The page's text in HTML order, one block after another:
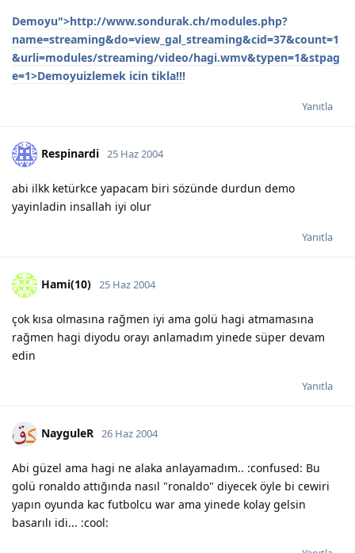
Demoyu">http://www.sondurak.ch/modules.php?
name=streaming&do=view_gal_streaming&cid=37&count=1
&urli=modules/streaming/video/hagi.wmv&typen=1&stpag
e=1>Demoyuizlemek icin tikla!!!
Yanıtla
Respinardi 25 Haz 2004
abi ilkk ketürkce yapacam biri sözünde durdun demo
yayinladin insallah iyi olur
Yanıtla
Hami(10) 25 Haz 2004
çok kısa olmasına rağmen iyi ama golü hagi atmamasına
rağmen hagi diyodu orayı anlamadım yinede süper devam
edin
Yanıtla
NayguleR 26 Haz 2004
Abi güzel ama hagi ne alaka anlayamadım.. :confused: Bu
golü ronaldo attığında nasıl "ronaldo" diyecek öyle bi cewiri
yapın oyunda kac futbolcu war ama yinede kolay gelsin
basarılı idi... :cool: